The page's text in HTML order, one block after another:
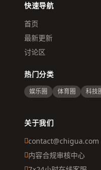
快速导航
首页
最新更新
讨论区
热门分类
娱乐圈 体育圈 科技
关于我们
contact@chigua.com
内容合规审核中心